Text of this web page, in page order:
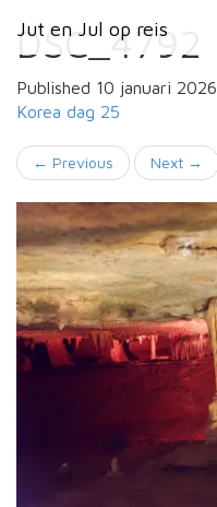
Jut en Jul op reis
Primary
Menu
Jut en Jul op reis
DSC_4792
Published 10 januari 2026
Korea dag 25
← Previous Next →